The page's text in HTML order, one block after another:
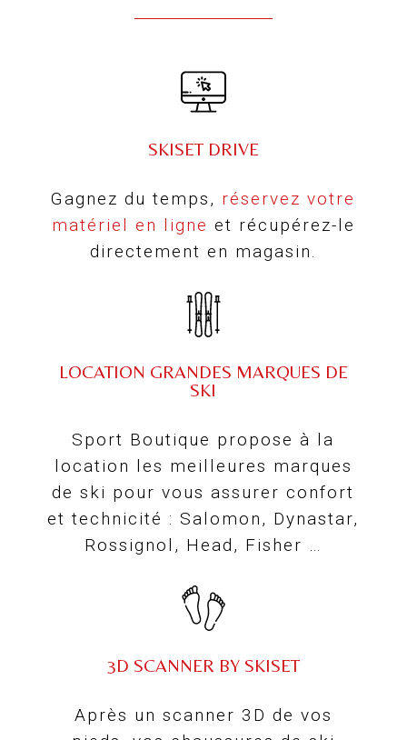
SKISET DRIVE
Gagnez du temps, réservez votre
matériel en ligne et récupérez-le
directement en magasin.
LOCATION GRANDES MARQUES DE
SKI
Sport Boutique propose à la
location les meilleures marques
de ski pour vous assurer confort
et technicité : Salomon, Dynastar,
Rossignol, Head, Fisher …
3D SCANNER BY SKISET
Après un scanner 3D de vos